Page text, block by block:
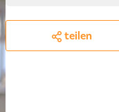
teilen